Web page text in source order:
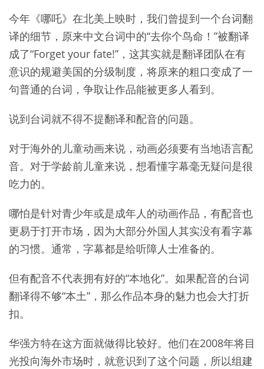
今年《哪吒》在北美上映时，我们曾提到一个台词翻
译的细节，原来中文台词中的“去你个鸟命！”被翻译
成了“Forget your fate!”，这其实就是翻译团队在有
意识的规避美国的分级制度，将原来的粗口变成了一
句普通的台词，争取让作品能被更多人看到。
说到台词就不得不提翻译和配音的问题。
对于海外的儿童动画来说，动画必须要有当地语言配
音。对于学龄前儿童来说，想看懂字幕毫无疑问是很
吃力的。
哪怕是针对青少年或是成年人的动画作品，有配音也
更易于打开市场，因为大部分外国人其实没有看字幕
的习惯。通常，字幕都是给听障人士准备的。
但有配音不代表拥有好的“本地化”。如果配音的台词
翻译得不够“本土”，那么作品本身的魅力也会大打折
扣。
华强方特在这方面就做得比较好。他们在2008年将目
光投向海外市场时，就意识到了这个问题，所以组建